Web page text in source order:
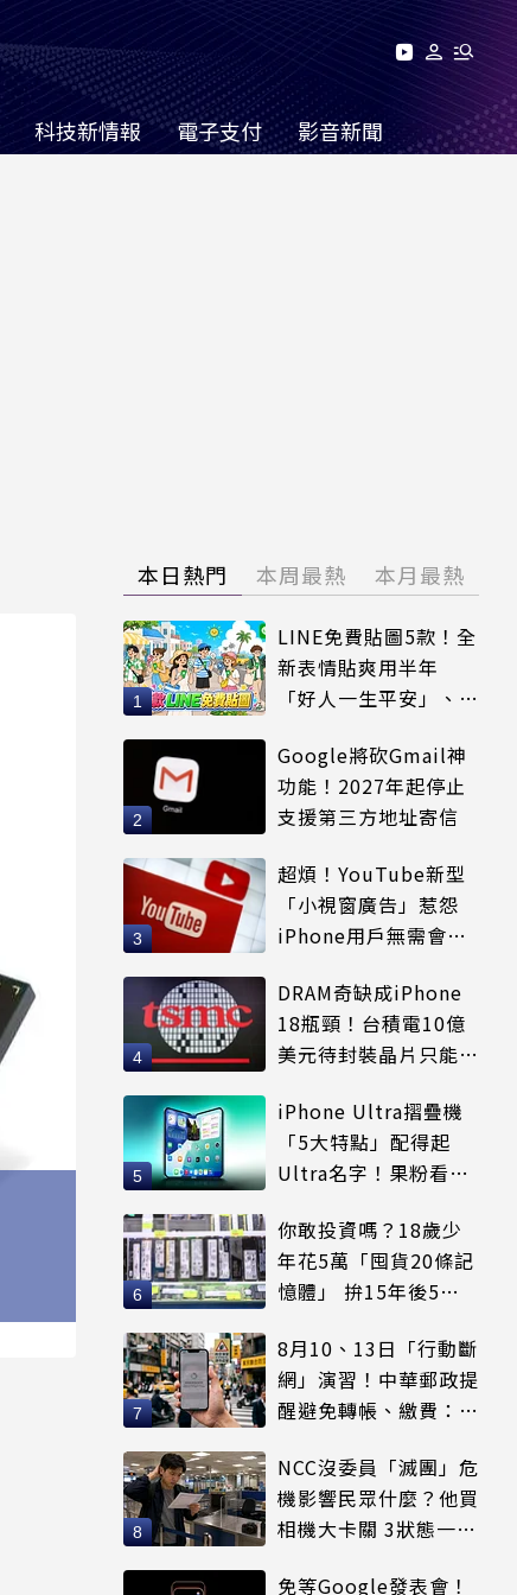
科技新情報 電子支付 影音新聞
本日熱門 本周最熱 本月最熱
LINE免費貼圖5款！全
新表情貼爽用半年
「好人一生平安」、
Google將砍Gmail神
功能！2027年起停止
支援第三方地址寄信
超煩！YouTube新型
「小視窗廣告」惹怨
iPhone用戶無需會員
DRAM奇缺成iPhone
18瓶頸！台積電10億
美元待封裝晶片只能枯
iPhone Ultra摺疊機
「5大特點」配得起
Ultra名字！果粉看完
你敢投資嗎？18歲少
年花5萬「囤貨20條記
憶體」 拚15年後5倍
8月10、13日「行動斷
網」演習！中華郵政提
醒避免轉帳、繳費：務
NCC沒委員「滅團」危
機影響民眾什麼？他買
相機大卡關 3狀態一同
免等Google發表會！